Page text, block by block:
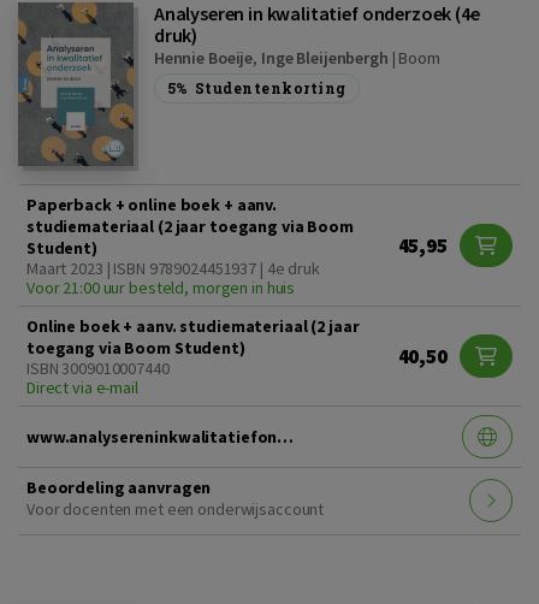
Analyseren in kwalitatief onderzoek (4e
druk)
Hennie Boeije, Inge Bleijenbergh | Boom
5% Studentenkorting
Paperback + online boek + aanv.
studiemateriaal (2 jaar toegang via Boom
Student)
Maart 2023 | ISBN 9789024451937 | 4e druk
Voor 21:00 uur besteld, morgen in huis
45,95
Online boek + aanv. studiemateriaal (2 jaar
toegang via Boom Student)
ISBN 3009010007440
Direct via e-mail
40,50
www.analysereninkwalitatiefonderzoek4edruk.nl
Beoordeling aanvragen
Voor docenten met een onderwijsaccount